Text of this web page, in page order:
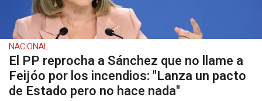
NACIONAL
El PP reprocha a Sánchez que no llame a
Feijóo por los incendios: "Lanza un pacto
de Estado pero no hace nada"